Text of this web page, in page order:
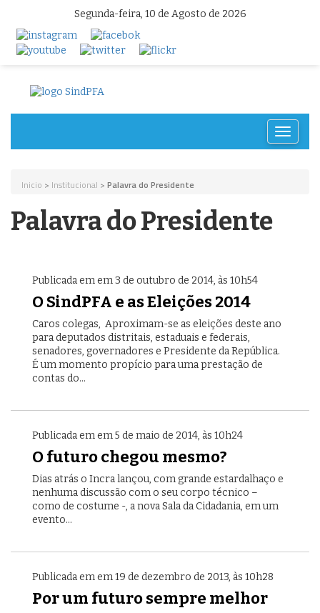
Segunda-feira, 10 de Agosto de 2026
Toggle
Inicio > Institucional > Palavra do Presidente
Palavra do Presidente
Publicada em em 3 de outubro de 2014, às 10h54
O SindPFA e as Eleições 2014
Caros colegas, Aproximam-se as eleições deste ano
para deputados distritais, estaduais e federais,
senadores, governadores e Presidente da República.
É um momento propício para uma prestação de
contas do...
Publicada em em 5 de maio de 2014, às 10h24
O futuro chegou mesmo?
Dias atrás o Incra lançou, com grande estardalhaço e
nenhuma discussão com o seu corpo técnico –
como de costume -, a nova Sala da Cidadania, em um
evento...
Publicada em em 19 de dezembro de 2013, às 10h28
Por um futuro sempre melhor